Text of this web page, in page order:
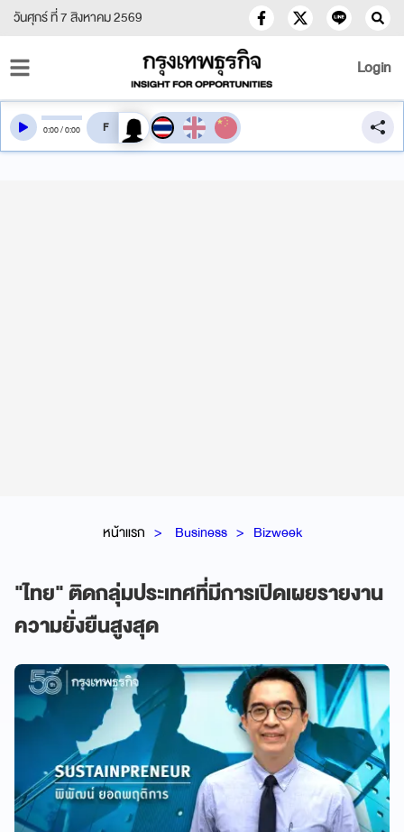
วันศุกร์ ที่ 7 สิงหาคม 2569
Login
หน้าแรก Business Bizweek
"ไทย" ติดกลุ่มประเทศที่มีการเปิดเผยรายงาน
ความยั่งยืนสูงสุด
0:00/0:00 สลับเสียงอ่าน